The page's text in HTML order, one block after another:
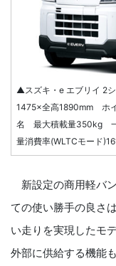
▲スズキ・e エブリイ 2
1475×全高1890mm ホ
名 最大積載量350kg 一
量消費率(WLTCモード
新設定の商用軽バ
ての使い勝手の良さ
い走りを実現したモ
外部に供給する機能